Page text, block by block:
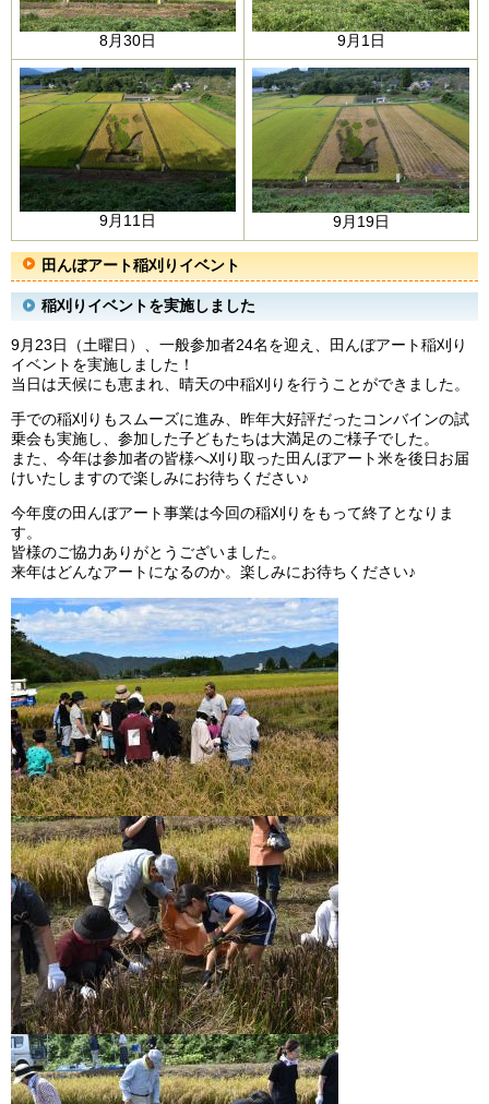
8月30日 9月1日
9月11日 9月19日
田んぼアート稲刈りイベント
稲刈りイベントを実施しました
9月23日（土曜日）、一般参加者24名を迎え、田んぼアート稲刈り
イベントを実施しました！
当日は天候にも恵まれ、晴天の中稲刈りを行うことができました。
手での稲刈りもスムーズに進み、昨年大好評だったコンバインの試
乗会も実施し、参加した子どもたちは大満足のご様子でした。
また、今年は参加者の皆様へ刈り取った田んぼアート米を後日お届
けいたしますので楽しみにお待ちください♪
今年度の田んぼアート事業は今回の稲刈りをもって終了となりま
す。
皆様のご協力ありがとうございました。
来年はどんなアートになるのか。楽しみにお待ちください♪